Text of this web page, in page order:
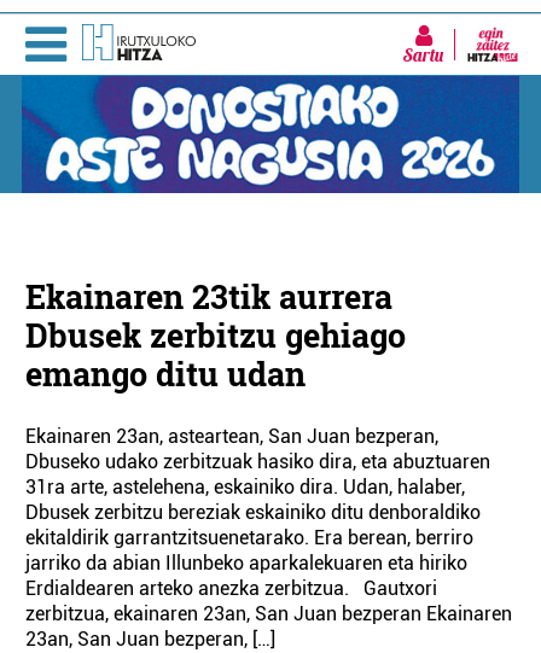
Sartu
Ekainaren 23tik aurrera
Dbusek zerbitzu gehiago
emango ditu udan
Ekainaren 23an, asteartean, San Juan bezperan,
Dbuseko udako zerbitzuak hasiko dira, eta abuztuaren
31ra arte, astelehena, eskainiko dira. Udan, halaber,
Dbusek zerbitzu bereziak eskainiko ditu denboraldiko
ekitaldirik garrantzitsuenetarako. Era berean, berriro
jarriko da abian Illunbeko aparkalekuaren eta hiriko
Erdialdearen arteko anezka zerbitzua. Gautxori
zerbitzua, ekainaren 23an, San Juan bezperan Ekainaren
23an, San Juan bezperan, […]